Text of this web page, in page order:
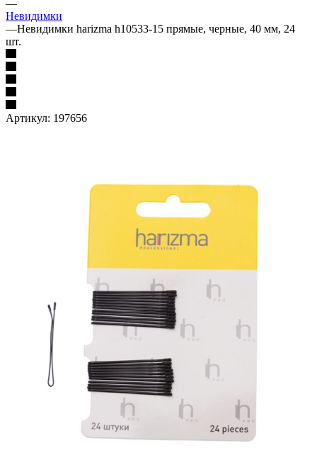
—
Невидимки
—Невидимки harizma h10533-15 прямые, черные, 40 мм, 24
шт.
Артикул: 197656